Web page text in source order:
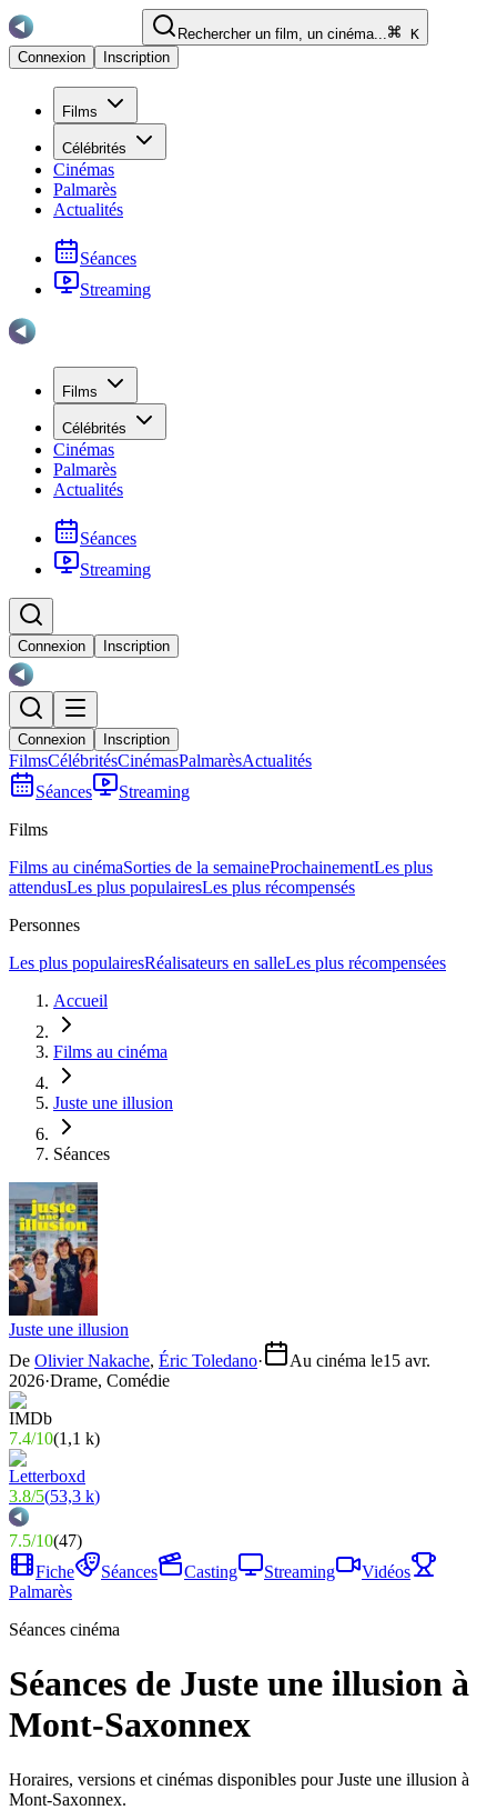
Rechercher un film, un cinéma...
K
Connexion
Inscription
Films
Célébrités
Cinémas
Palmarès
Actualités
Séances
Streaming
Films
Célébrités
Cinémas
Palmarès
Actualités
Séances
Streaming
Connexion Inscription
Connexion Inscription
FilmsCélébritésCinémasPalmarèsActualités
Séances
Streaming
Films
Films au cinémaSorties de la semaineProchainementLes plus
attendusLes plus populairesLes plus récompensés
Personnes
Les plus populairesRéalisateurs en salleLes plus récompensées
Accueil
Films au cinéma
Juste une illusion
Séances
Juste une illusion
De Olivier Nakache, Éric Toledano· Au cinéma le15 avr.
2026·Drame, Comédie
7.4/10(1,1 k)
3.8/5(53,3 k)
7.5/10(47)
Fiche
Séances Casting Streaming
Vidéos
Palmarès
Séances cinéma
Séances de Juste une illusion à
Mont-Saxonnex
Horaires, versions et cinémas disponibles pour Juste une illusion à
Mont-Saxonnex.